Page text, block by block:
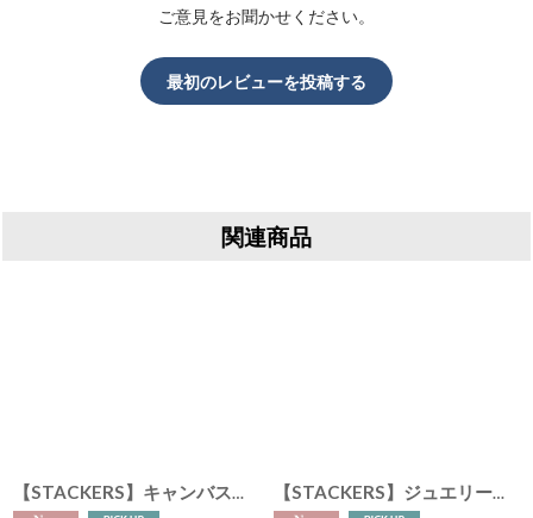
ご意見をお聞かせください。
最初のレビューを投稿する
関連商品
【STACKERS】キャンバス ドクターズ スタイル ウォッシュバッグ リネン・オートミール Canvas Doctor’s style Wash Bag Linen/Oatmeal スタッカーズ イギリス ロンドン 【STACKERS】ジュエリーロール Jewellery Roll リネン・オートミール Linen/Oatmeal スタッカーズ ロンドン UK ジュエリーケース